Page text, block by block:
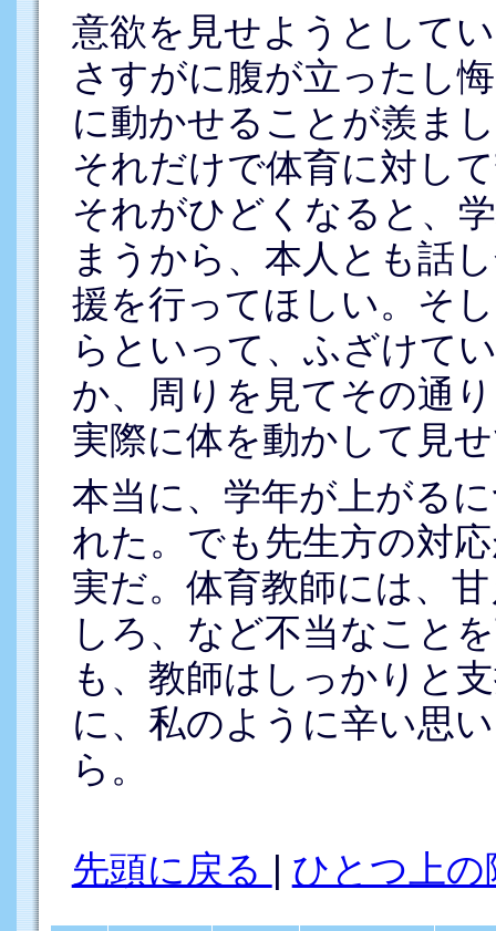
意欲を見せようとして
さすがに腹が立ったし
に動かせることが羨ま
それだけで体育に対し
それがひどくなると、
まうから、本人とも話
援を行ってほしい。そ
らといって、ふざけて
か、周りを見てその通
実際に体を動かして見
本当に、学年が上がる
れた。でも先生方の対
実だ。体育教師には、
しろ、など不当なこと
も、教師はしっかりと
に、私のように辛い思
ら。
先頭に戻る ひとつ上の